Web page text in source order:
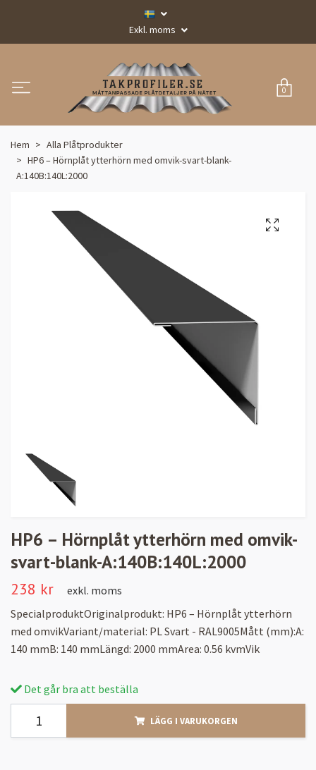
Exkl. moms
0
Hem
Alla Plåtprodukter
HP6 – Hörnplåt ytterhörn med omvik-svart-blank-
A:140B:140L:2000
HP6 – Hörnplåt ytterhörn med omvik-
svart-blank-A:140B:140L:2000
238 kr
exkl. moms
SpecialproduktOriginalprodukt: HP6 – Hörnplåt ytterhörn
med omvikVariant/material: PL Svart - RAL9005Mått (mm):A:
140 mmB: 140 mmLängd: 2000 mmArea: 0.56 kvmVik
Det går bra att beställa
LÄGG I VARUKORGEN